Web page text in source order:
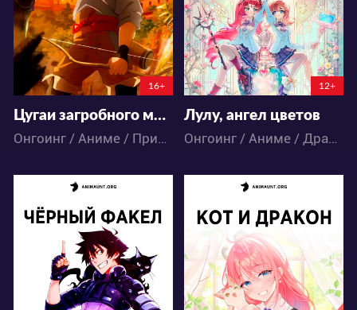
125 81
7:2:51:50
16+
Цугаи загробного мира
Онгоинг / Аниме / Приключения / Сёнэн / Фэнтези / Экшен
40 18
7:5:55:50
12+
Лулу, ангел цветов
Онгоинг / Аниме / Драма / Приключения
11451 14129